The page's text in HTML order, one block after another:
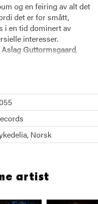
og en feiring av alt det
det er for smått,
i en tid dominert av
interesser.
Aslag Guttormsgaard,
alt av låter, spiller
i farget papir.
coveret til albumet selv i
rock-veteraneneAtle
Berg- Nilsen
Norsk
artist